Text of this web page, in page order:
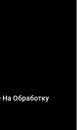
На Обработку